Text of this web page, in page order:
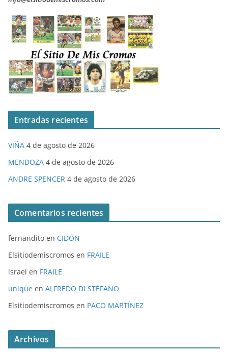
Entradas recientes
VIÑA 4 de agosto de 2026
MENDOZA 4 de agosto de 2026
ANDRE SPENCER 4 de agosto de 2026
Comentarios recientes
fernandito en CIDÓN
Elsitiodemiscromos en FRAILE
israel en FRAILE
unique en ALFREDO DI STÉFANO
Elsitiodemiscromos en PACO MARTÍNEZ
Archivos